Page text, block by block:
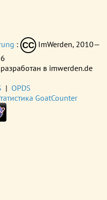
: CC ImWerden, 2010—
в imwerden.de
| OPDS
GoatCounter